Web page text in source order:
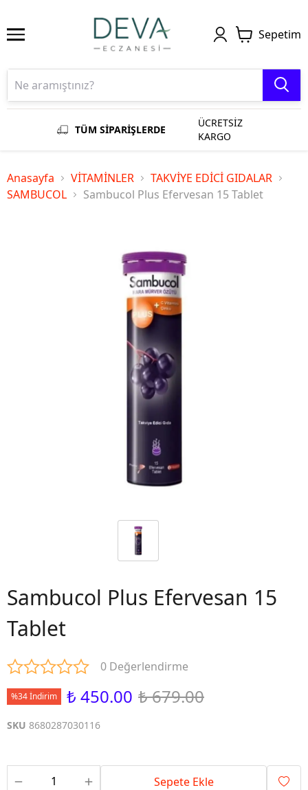
Sepetim
TÜM SİPARİŞLERDE
ÜCRETSİZ
KARGO
Anasayfa VİTAMİNLER
TAKVİYE EDİCİ GIDALAR
SAMBUCOL
Sambucol Plus Efervesan 15 Tablet
Sambucol Plus Efervesan 15
Tablet
0 Değerlendirme
%34 İndirim ₺ 450.00 ₺ 679.00
SKU 8680287030116
Sepete Ekle